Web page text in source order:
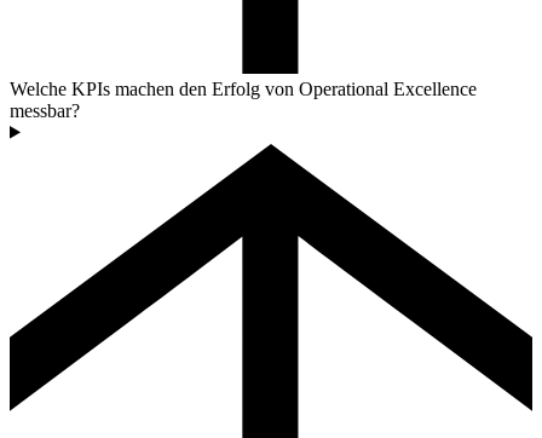
Welche KPIs machen den Erfolg von Operational Excellence
messbar?